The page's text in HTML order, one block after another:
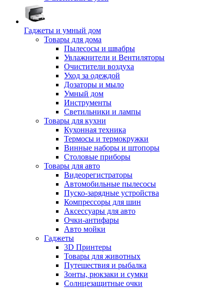
Гаджеты и умный дом
Товары для дома
Пылесосы и швабры
Увлажнители и Вентиляторы
Очистители воздуха
Уход за одеждой
Дозаторы и мыло
Умный дом
Инструменты
Светильники и лампы
Товары для кухни
Кухонная техника
Термосы и термокружки
Винные наборы и штопоры
Столовые приборы
Товары для авто
Видеорегистраторы
Автомобильные пылесосы
Пуско-зарядные устройства
Компрессоры для шин
Аксессуары для авто
Очки-антифары
Авто мойки
Гаджеты
3D Принтеры
Товары для животных
Путешествия и рыбалка
Зонты, рюкзаки и сумки
Солнцезащитные очки